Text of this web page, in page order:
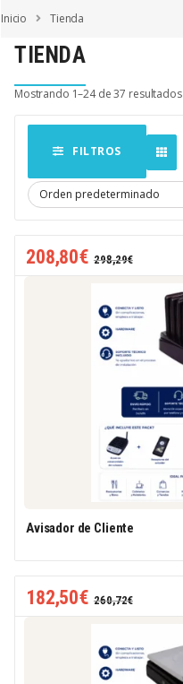
Inicio Tienda
TIENDA
Mostrando 1–24 de 37 resultados
FILTROS
208,80€ 298,29€
Avisador de Cliente
182,50€ 260,72€